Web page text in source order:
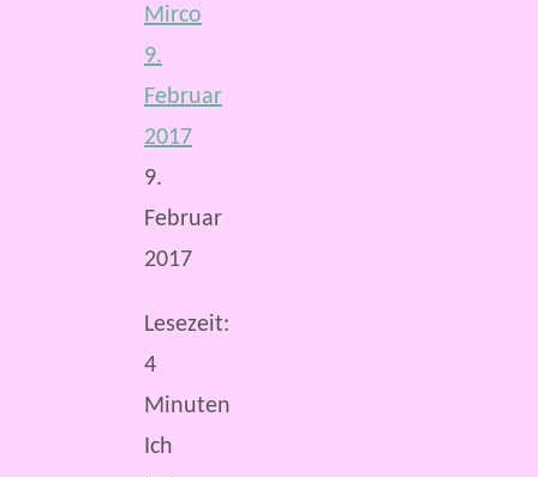
Mirco
9.
Februar
2017
9.
Februar
2017
Lesezeit:
4
Minuten
Ich